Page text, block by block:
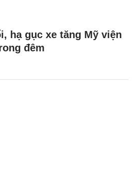
hạ gục xe tăng Mỹ viện
đêm